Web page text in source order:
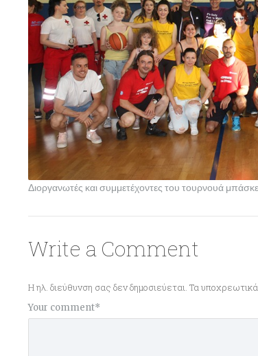
Διοργανωτές και συμμετέχοντες του τουρνουά
Write a Comment
Η ηλ. διεύθυνση σας δεν δημοσιεύεται. Τα
Your comment*